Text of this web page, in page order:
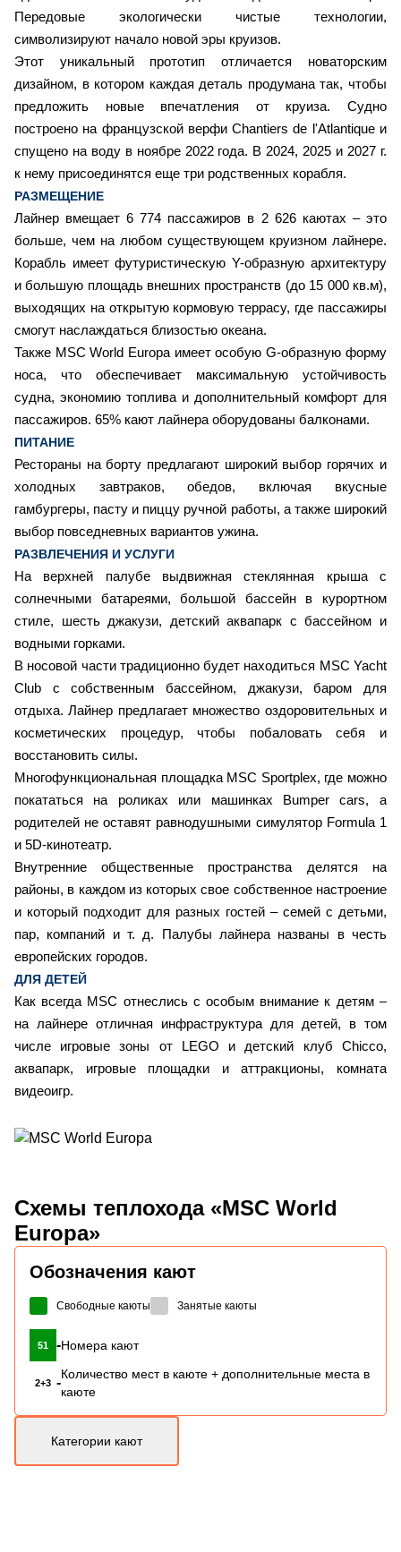
Передовые экологически чистые технологии,
символизируют начало новой эры круизов.
Этот уникальный прототип отличается новаторским
дизайном, в котором каждая деталь продумана так, чтобы
предложить новые впечатления от круиза. Судно
построено на французской верфи Chantiers de l'Atlantique и
спущено на воду в ноябре 2022 года. В 2024, 2025 и 2027 г.
к нему присоединятся еще три родственных корабля.
РАЗМЕЩЕНИЕ
Лайнер вмещает 6 774 пассажиров в 2 626 каютах – это
больше, чем на любом существующем круизном лайнере.
Корабль имеет футуристическую Y-образную архитектуру
и большую площадь внешних пространств (до 15 000 кв.м),
выходящих на открытую кормовую террасу, где пассажиры
смогут наслаждаться близостью океана.
Также MSC World Europa имеет особую G-образную форму
носа, что обеспечивает максимальную устойчивость
судна, экономию топлива и дополнительный комфорт для
пассажиров. 65% кают лайнера оборудованы балконами.
ПИТАНИЕ
Рестораны на борту предлагают широкий выбор горячих и
холодных завтраков, обедов, включая вкусные
гамбургеры, пасту и пиццу ручной работы, а также широкий
выбор повседневных вариантов ужина.
РАЗВЛЕЧЕНИЯ И УСЛУГИ
На верхней палубе выдвижная стеклянная крыша с
солнечными батареями, большой бассейн в курортном
стиле, шесть джакузи, детский аквапарк с бассейном и
водными горками.
В носовой части традиционно будет находиться MSC Yacht
Club с собственным бассейном, джакузи, баром для
отдыха. Лайнер предлагает множество оздоровительных и
косметических процедур, чтобы побаловать себя и
восстановить силы.
Многофункциональная площадка MSC Sportplex, где можно
покататься на роликах или машинках Bumper cars, а
родителей не оставят равнодушными симулятор Formula 1
и 5D-кинотеатр.
Внутренние общественные пространства делятся на
районы, в каждом из которых свое собственное настроение
и который подходит для разных гостей – семей с детьми,
пар, компаний и т. д. Палубы лайнера названы в честь
европейских городов.
ДЛЯ ДЕТЕЙ
Как всегда MSC отнеслись с особым внимание к детям –
на лайнере отличная инфраструктура для детей, в том
числе игровые зоны от LEGO и детский клуб Chicco,
аквапарк, игровые площадки и аттракционы, комната
видеоигр.
Схемы теплохода «MSC World
Europa»
Обозначения кают
Свободные каюты Занятые каюты
51 -Номера кают
2+3 -
Количество мест в каюте + дополнительные места в
каюте
Категории кают